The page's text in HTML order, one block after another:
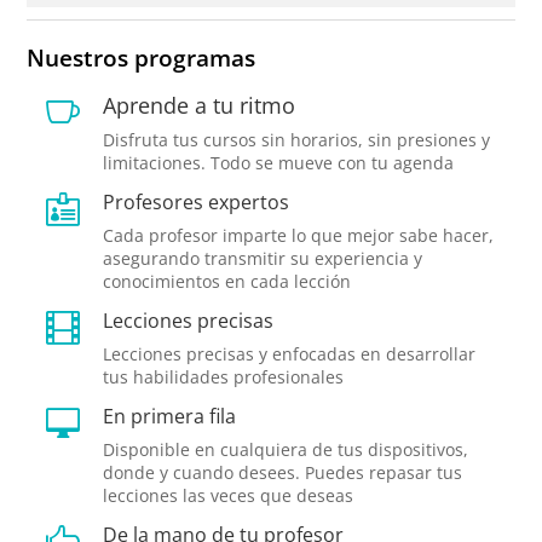
Nuestros programas
 Aprende a tu ritmo
Disfruta tus cursos sin horarios, sin presiones y
limitaciones. Todo se mueve con tu agenda
 Profesores expertos
Cada profesor imparte lo que mejor sabe hacer,
asegurando transmitir su experiencia y
conocimientos en cada lección
 Lecciones precisas
Lecciones precisas y enfocadas en desarrollar
tus habilidades profesionales
 En primera fila
Disponible en cualquiera de tus dispositivos,
donde y cuando desees. Puedes repasar tus
lecciones las veces que deseas
De la mano de tu profesor